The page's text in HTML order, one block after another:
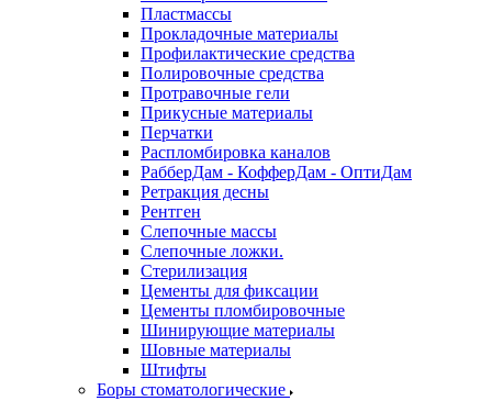
Пластмассы
Прокладочные материалы
Профилактические средства
Полировочные средства
Протравочные гели
Прикусные материалы
Перчатки
Распломбировка каналов
РабберДам - КофферДам - ОптиДам
Ретракция десны
Рентген
Слепочные массы
Слепочные ложки.
Стерилизация
Цементы для фиксации
Цементы пломбировочные
Шинирующие материалы
Шовные материалы
Штифты
Боры стоматологические